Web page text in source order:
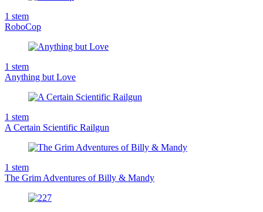
1 stem
RoboCop
1 stem
Anything but Love
1 stem
A Certain Scientific Railgun
1 stem
The Grim Adventures of Billy & Mandy